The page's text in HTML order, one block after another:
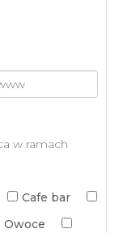
w ramach
Cafe bar
Owoce